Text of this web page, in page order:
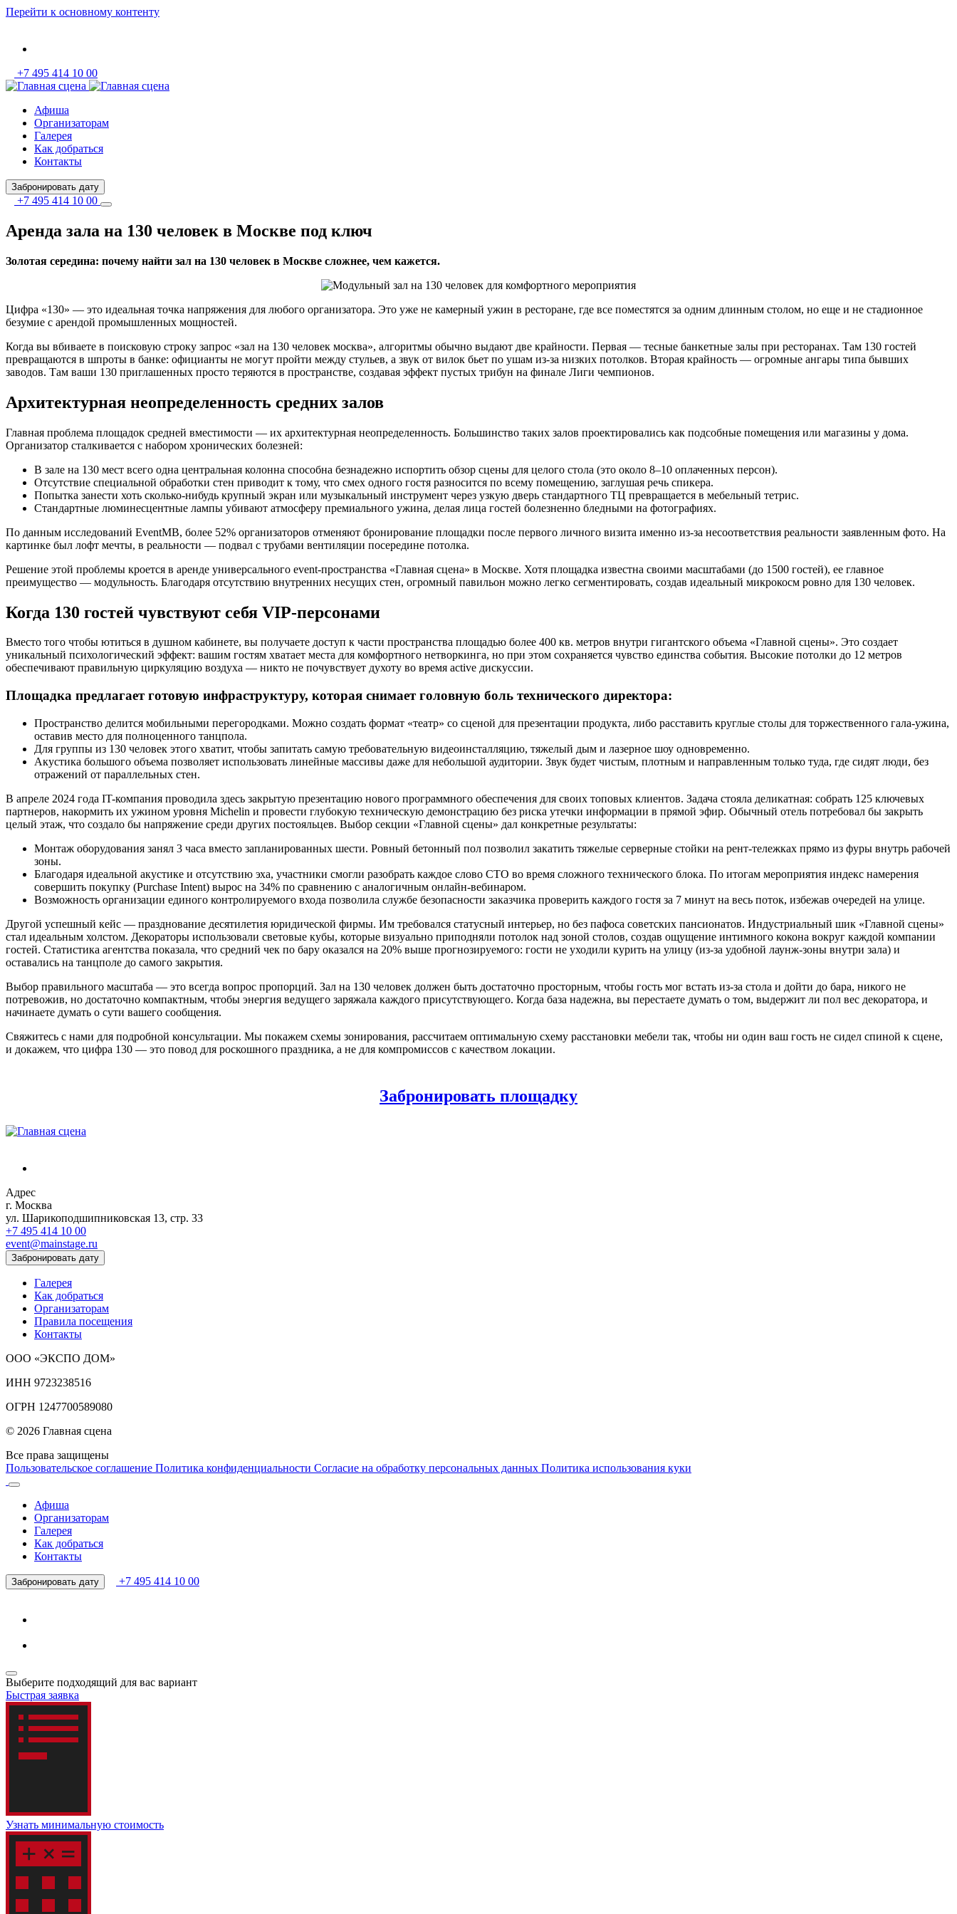
Перейти к основному контенту
+7 495 414 10 00
Афиша
Организаторам
Галерея
Как добраться
Контакты
Забронировать дату
+7 495 414 10 00
Аренда зала на 130 человек в Москве под ключ
Золотая середина: почему найти зал на 130 человек в Москве сложнее, чем кажется.
Цифра «130» — это идеальная точка напряжения для любого организатора. Это уже не камерный ужин в ресторане, где все поместятся за одним длинным столом, но еще и не стадионное
безумие с арендой промышленных мощностей.
Когда вы вбиваете в поисковую строку запрос «зал на 130 человек москва», алгоритмы обычно выдают две крайности. Первая — тесные банкетные залы при ресторанах. Там 130 гостей
превращаются в шпроты в банке: официанты не могут пройти между стульев, а звук от вилок бьет по ушам из-за низких потолков. Вторая крайность — огромные ангары типа бывших
заводов. Там ваши 130 приглашенных просто теряются в пространстве, создавая эффект пустых трибун на финале Лиги чемпионов.
Архитектурная неопределенность средних залов
Главная проблема площадок средней вместимости — их архитектурная неопределенность. Большинство таких залов проектировались как подсобные помещения или магазины у дома.
Организатор сталкивается с набором хронических болезней:
В зале на 130 мест всего одна центральная колонна способна безнадежно испортить обзор сцены для целого стола (это около 8–10 оплаченных персон).
Отсутствие специальной обработки стен приводит к тому, что смех одного гостя разносится по всему помещению, заглушая речь спикера.
Попытка занести хоть сколько-нибудь крупный экран или музыкальный инструмент через узкую дверь стандартного ТЦ превращается в мебельный тетрис.
Стандартные люминесцентные лампы убивают атмосферу премиального ужина, делая лица гостей болезненно бледными на фотографиях.
По данным исследований EventMB, более 52% организаторов отменяют бронирование площадки после первого личного визита именно из-за несоответствия реальности заявленным фото. На
картинке был лофт мечты, в реальности — подвал с трубами вентиляции посередине потолка.
Решение этой проблемы кроется в аренде универсального event-пространства «Главная сцена» в Москве. Хотя площадка известна своими масштабами (до 1500 гостей), ее главное
преимущество — модульность. Благодаря отсутствию внутренних несущих стен, огромный павильон можно легко сегментировать, создав идеальный микрокосм ровно для 130 человек.
Когда 130 гостей чувствуют себя VIP-персонами
Вместо того чтобы ютиться в душном кабинете, вы получаете доступ к части пространства площадью более 400 кв. метров внутри гигантского объема «Главной сцены». Это создает
уникальный психологический эффект: вашим гостям хватает места для комфортного нетворкинга, но при этом сохраняется чувство единства события. Высокие потолки до 12 метров
обеспечивают правильную циркуляцию воздуха — никто не почувствует духоту во время active дискуссии.
Площадка предлагает готовую инфраструктуру, которая снимает головную боль технического директора:
Пространство делится мобильными перегородками. Можно создать формат «театр» со сценой для презентации продукта, либо расставить круглые столы для торжественного гала-ужина,
оставив место для полноценного танцпола.
Для группы из 130 человек этого хватит, чтобы запитать самую требовательную видеоинсталляцию, тяжелый дым и лазерное шоу одновременно.
Акустика большого объема позволяет использовать линейные массивы даже для небольшой аудитории. Звук будет чистым, плотным и направленным только туда, где сидят люди, без
отражений от параллельных стен.
В апреле 2024 года IT-компания проводила здесь закрытую презентацию нового программного обеспечения для своих топовых клиентов. Задача стояла деликатная: собрать 125 ключевых
партнеров, накормить их ужином уровня Michelin и провести глубокую техническую демонстрацию без риска утечки информации в прямой эфир. Обычный отель потребовал бы закрыть
целый этаж, что создало бы напряжение среди других постояльцев. Выбор секции «Главной сцены» дал конкретные результаты:
Монтаж оборудования занял 3 часа вместо запланированных шести. Ровный бетонный пол позволил закатить тяжелые серверные стойки на рент-тележках прямо из фуры внутрь рабочей
зоны.
Благодаря идеальной акустике и отсутствию эха, участники смогли разобрать каждое слово CTO во время сложного технического блока. По итогам мероприятия индекс намерения
совершить покупку (Purchase Intent) вырос на 34% по сравнению с аналогичным онлайн-вебинаром.
Возможность организации единого контролируемого входа позволила службе безопасности заказчика проверить каждого гостя за 7 минут на весь поток, избежав очередей на улице.
Другой успешный кейс — празднование десятилетия юридической фирмы. Им требовался статусный интерьер, но без пафоса советских пансионатов. Индустриальный шик «Главной сцены»
стал идеальным холстом. Декораторы использовали световые кубы, которые визуально приподняли потолок над зоной столов, создав ощущение интимного кокона вокруг каждой компании
гостей. Статистика агентства показала, что средний чек по бару оказался на 20% выше прогнозируемого: гости не уходили курить на улицу (из-за удобной лаунж-зоны внутри зала) и
оставались на танцполе до самого закрытия.
Выбор правильного масштаба — это всегда вопрос пропорций. Зал на 130 человек должен быть достаточно просторным, чтобы гость мог встать из-за стола и дойти до бара, никого не
потревожив, но достаточно компактным, чтобы энергия ведущего заряжала каждого присутствующего. Когда база надежна, вы перестаете думать о том, выдержит ли пол вес декоратора, и
начинаете думать о сути вашего сообщения.
Свяжитесь с нами для подробной консультации. Мы покажем схемы зонирования, рассчитаем оптимальную схему расстановки мебели так, чтобы ни один ваш гость не сидел спиной к сцене,
и докажем, что цифра 130 — это повод для роскошного праздника, а не для компромиссов с качеством локации.
Забронировать площадку
Адрес
г. Москва
ул. Шарикоподшипниковская 13, стр. 33
+7 495 414 10 00
event@mainstage.ru
Забронировать дату
Галерея
Как добраться
Организаторам
Правила посещения
Контакты
ООО «ЭКСПО ДОМ»
ИНН 9723238516
ОГРН 1247700589080
© 2026 Главная сцена
Все права защищены
Пользовательское соглашение Политика конфиденциальности Согласие на обработку персональных данных Политика использования куки
Афиша
Организаторам
Галерея
Как добраться
Контакты
Забронировать дату +7 495 414 10 00
Выберите подходящий для вас вариант
Быстрая заявка
Узнать минимальную стоимость